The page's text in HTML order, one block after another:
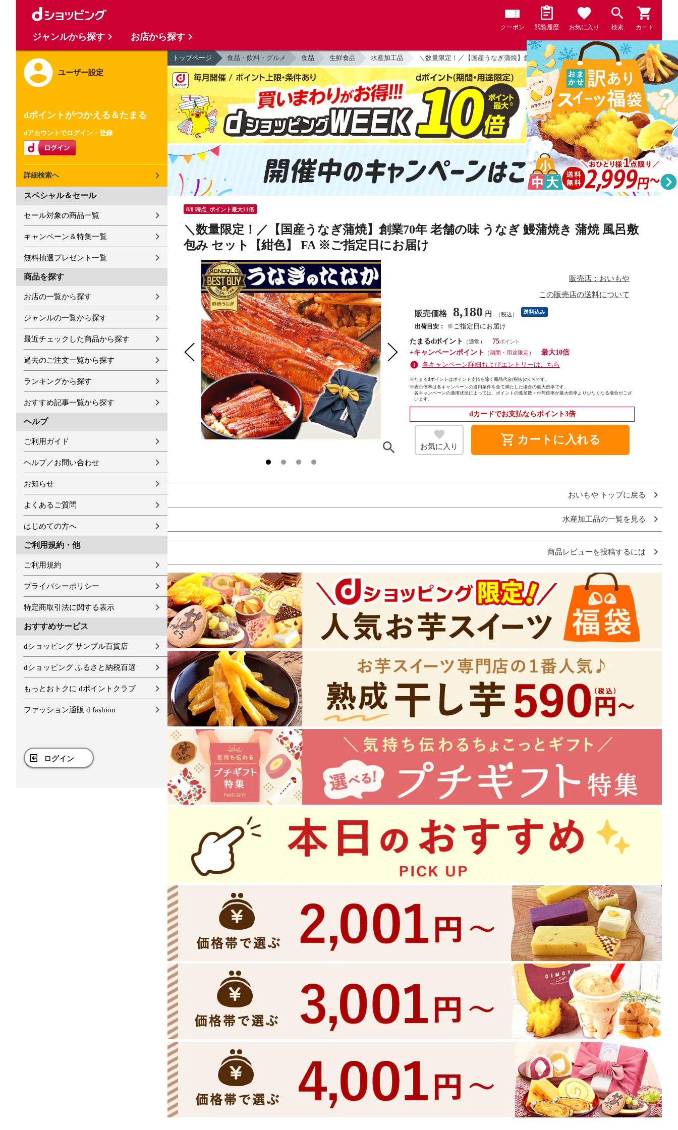
クーポン 閲覧履歴 お気に入り 検索 カート
ユーザー設定
dポイントがつかえる＆たまる
dアカウントでログイン・登録
詳細検索へ
スペシャル＆セール
セール対象の商品一覧
キャンペーン＆特集一覧
無料抽選プレゼント一覧
商品を探す
お店の一覧から探す
ジャンルの一覧から探す
最近チェックした商品から探す
過去のご注文一覧から探す
ランキングから探す
おすすめ記事一覧から探す
ヘルプ
ご利用ガイド
ヘルプ／お問い合わせ
お知らせ
よくあるご質問
はじめての方へ
ご利用規約・他
ご利用規約
プライバシーポリシー
特定商取引法に関する表示
おすすめサービス
dショッピング サンプル百貨店
dショッピング ふるさと納税百選
もっとおトクに dポイントクラブ
ファッション通販 d fashion
ログイン
トップページ 食品・飲料・グルメ 食品 生鮮食品 水産加工品 ＼数量限定！／【国産うなぎ蒲焼】創業70年 老舗の味 うなぎ 鰻蒲焼き 蒲焼 風呂敷包
8/8 時点_ポイント最大11倍
＼数量限定！／【国産うなぎ蒲焼】創業70年 老舗の味 うなぎ 鰻蒲焼き 蒲焼 風呂敷
包み セット【紺色】 FA ※ご指定日にお届け
販売店：おいもや
この販売店の送料について
販売価格 8,180 円 （税込） 送料込み
出荷目安：
※ご指定日にお届け
たまるdポイント
（通常）
75
+キャンペーンポイント
（期間・用途限定）
最大10倍
各キャンペーン詳細およびエントリーはこちら
※たまるdポイントはポイント支払を除く商品代金(税抜)の1％です。
※表示倍率は各キャンペーンの適用条件を全て満たした場合の最大倍率です。
各キャンペーンの適用状況によっては、ポイントの進呈数・付与倍率が最大倍率より少なくなる場合がござ
います。
dカードでお支払ならポイント3倍
お気に入り shopping_cart カートに入れる
おいもや トップに戻る
水産加工品の一覧を見る
商品レビューを投稿するには
ジャンルから探す お店から探す